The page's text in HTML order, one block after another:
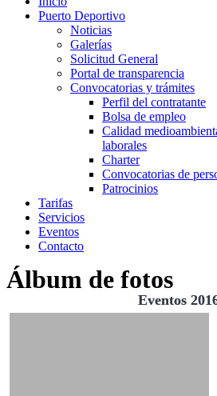
Puerto Deportivo
Noticias
Galerías
Solicitud General
Portal de transparencia
Convocatorias y trámites
Perfil del contratante
Bolsa de empleo
Calidad
laborales
Charter
Convocatorias de
Patrocinios
Tarifas
Servicios
Eventos
Contacto
Álbum de fotos
Eventos